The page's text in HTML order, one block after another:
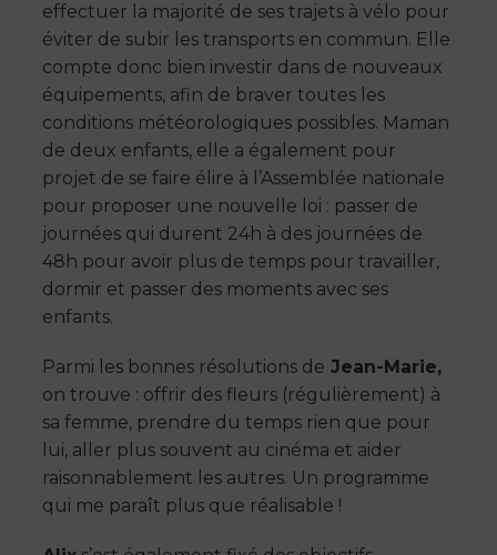
effectuer la majorité de ses trajets à vélo pour
éviter de subir les transports en commun. Elle
compte donc bien investir dans de nouveaux
équipements, afin de braver toutes les
conditions météorologiques possibles. Maman
de deux enfants, elle a également pour
projet de se faire élire à l’Assemblée nationale
pour proposer une nouvelle loi : passer de
journées qui durent 24h à des journées de
48h pour avoir plus de temps pour travailler,
dormir et passer des moments avec ses
enfants.
Parmi les bonnes résolutions de Jean-Marie,
on trouve : offrir des fleurs (régulièrement) à
sa femme, prendre du temps rien que pour
lui, aller plus souvent au cinéma et aider
raisonnablement les autres. Un programme
qui me paraît plus que réalisable !